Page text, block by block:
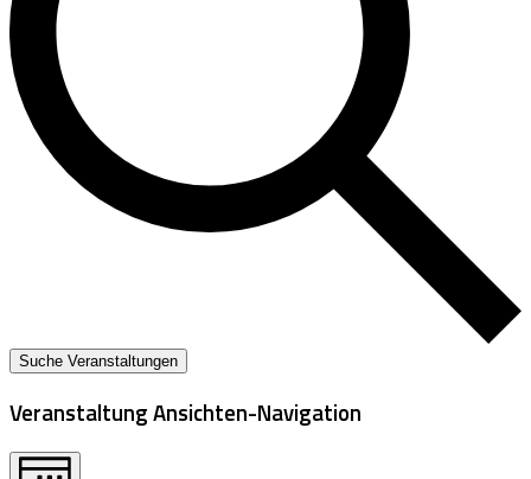
Suche Veranstaltungen
Veranstaltung Ansichten-Navigation